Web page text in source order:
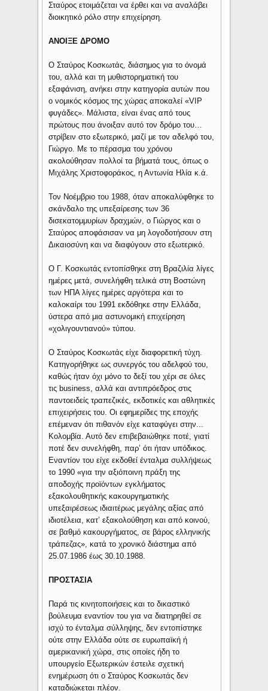
Σταύρος ετοιμάζεται να έρθει και να αναλάβει
διοικητικό ρόλο στην επιχείρηση.
ΑΝΟΙΞΕ ΔΡΟΜΟ
Ο Σταύρος Κοσκωτάς, διάσημος για το όνομά
του, αλλά και τη μυθιστορηματική του
εξαφάνιση, ανήκει στην κατηγορία αυτών που
ο νομικός κόσμος της χώρας αποκαλεί «VIP
φυγάδες». Μάλιστα, είναι ένας από τους
πρώτους που άνοιξαν αυτό τον δρόμο του…
στρίβειν στο εξωτερικό, μαζί με τον αδελφό του,
Γιώργο. Με το πέρασμα του χρόνου
ακολούθησαν πολλοί τα βήματά τους, όπως ο
Μιχάλης Χριστοφοράκος, η Αντωνία Ηλία κ.ά.
Τον Νοέμβριο του 1988, όταν αποκαλύφθηκε το
σκάνδαλο της υπεξαίρεσης των 36
δισεκατομμυρίων δραχμών, ο Γιώργος και ο
Σταύρος αποφάσισαν να μη λογοδοτήσουν στη
Δικαιοσύνη και να διαφύγουν στο εξωτερικό.
Ο Γ. Κοσκωτάς εντοπίσθηκε στη Βραζιλία λίγες
ημέρες μετά, συνελήφθη τελικά στη Βοστώνη
των ΗΠΑ λίγες ημέρες αργότερα και το
καλοκαίρι του 1991 εκδόθηκε στην Ελλάδα,
ύστερα από μια αστυνομική επιχείρηση
«χολιγουντιανού» τύπου.
Ο Σταύρος Κοσκωτάς είχε διαφορετική τύχη.
Κατηγορήθηκε ως συνεργός του αδελφού του,
καθώς ήταν όχι μόνο το δεξί του χέρι σε όλες
τις business, αλλά και αντιπρόεδρος στις
παντοειδείς τραπεζικές, εκδοτικές και αθλητικές
επιχειρήσεις του. Οι εφημερίδες της εποχής
επέμεναν ότι πιθανόν είχε καταφύγει στην...
Κολομβία. Αυτό δεν επιβεβαιώθηκε ποτέ, γιατί
ποτέ δεν συνελήφθη, παρ’ ότι ήταν υπόδικος.
Εναντίον του είχε εκδοθεί ένταλμα συλλήψεως
το 1990 «για την αξιόποινη πράξη της
αποδοχής προϊόντων εγκλήματος
εξακολουθητικής κακουργηματικής
υπεξαιρέσεως ιδιαιτέρως μεγάλης αξίας από
ιδιοτέλεια, κατ’ εξακολούθηση και από κοινού,
σε βαθμό κακουργήματος, σε βάρος ελληνικής
τράπεζας», κατά το χρονικό διάστημα από
25.07.1986 έως 30.10.1988.
ΠΡΟΣΤΑΣΙΑ
Παρά τις κινητοποιήσεις και το δικαστικό
βούλευμα εναντίον του για να διατηρηθεί σε
ισχύ το ένταλμα σύλληψης, δεν εντοπίστηκε
ούτε στην Ελλάδα ούτε σε ευρωπαϊκή ή
αμερικανική χώρα, στις οποίες ήδη το
υπουργείο Εξωτερικών έστειλε σχετική
ενημέρωση ότι ο Σταύρος Κοσκωτάς δεν
καταδιώκεται πλέον.